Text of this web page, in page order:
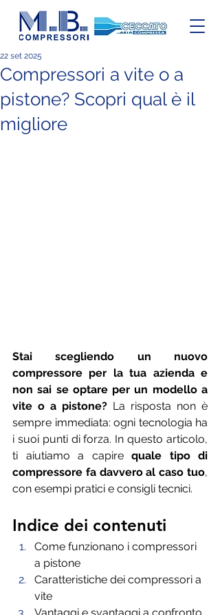
Compressori a vite o a
pistone? Scopri qual è il
migliore
22 set 2025
Stai scegliendo un nuovo
compressore per la tua azienda e
non sai se optare per un modello a
vite o a pistone? La risposta non è
sempre immediata: ogni tecnologia ha
i suoi punti di forza. In questo articolo,
ti aiutiamo a capire quale tipo di
compressore fa davvero al caso tuo,
con esempi pratici e consigli tecnici.
Indice dei contenuti
Come funzionano i compressori
a pistone
Caratteristiche dei compressori a
vite